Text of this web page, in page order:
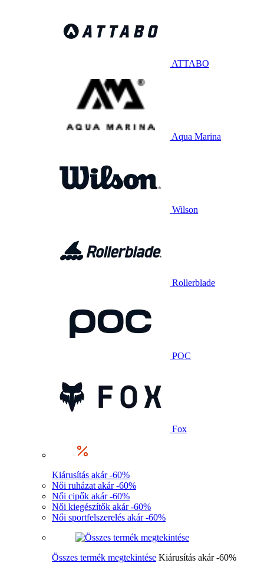
ATTABO
Aqua Marina
Wilson
Rollerblade
POC
Fox
Kiárusítás akár -60%
Női ruházat akár -60%
Női cipők akár -60%
Női kiegészítők akár -60%
Női sportfelszerelés akár -60%
Összes termék megtekintése Kiárusítás akár -60%